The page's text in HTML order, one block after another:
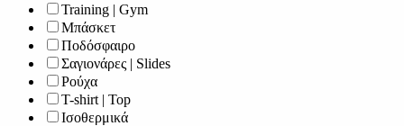
Training | Gym
Μπάσκετ
Ποδόσφαιρο
Σαγιονάρες | Slides
Ρούχα
T-shirt | Top
Ισοθερμικά